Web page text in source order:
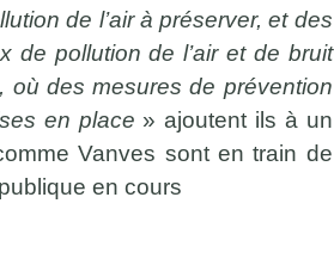
de l’air à préserver, et des
de pollution de l’air et de bruit
où des mesures de prévention
en place » ajoutent ils à un
Vanves sont en train de
en cours